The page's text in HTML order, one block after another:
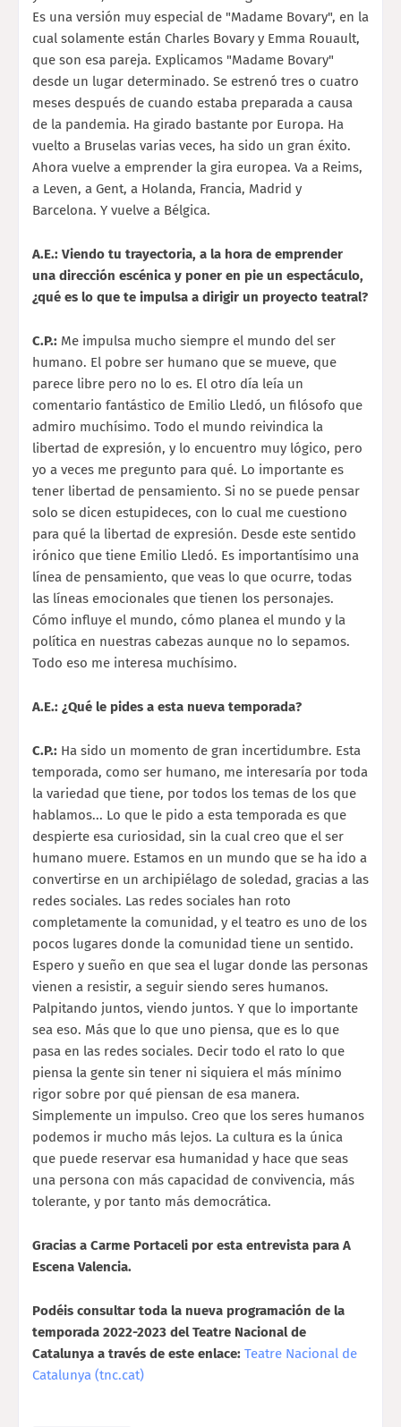
Es una versión muy especial de "Madame Bovary", en la
cual solamente están Charles Bovary y Emma Rouault,
que son esa pareja. Explicamos "Madame Bovary"
desde un lugar determinado. Se estrenó tres o cuatro
meses después de cuando estaba preparada a causa
de la pandemia. Ha girado bastante por Europa. Ha
vuelto a Bruselas varias veces, ha sido un gran éxito.
Ahora vuelve a emprender la gira europea. Va a Reims,
a Leven, a Gent, a Holanda, Francia, Madrid y
Barcelona. Y vuelve a Bélgica.
A.E.: Viendo tu trayectoria, a la hora de emprender
una dirección escénica y poner en pie un espectáculo,
¿qué es lo que te impulsa a dirigir un proyecto teatral?
C.P.: Me impulsa mucho siempre el mundo del ser
humano. El pobre ser humano que se mueve, que
parece libre pero no lo es. El otro día leía un
comentario fantástico de Emilio Lledó, un filósofo que
admiro muchísimo. Todo el mundo reivindica la
libertad de expresión, y lo encuentro muy lógico, pero
yo a veces me pregunto para qué. Lo importante es
tener libertad de pensamiento. Si no se puede pensar
solo se dicen estupideces, con lo cual me cuestiono
para qué la libertad de expresión. Desde este sentido
irónico que tiene Emilio Lledó. Es importantísimo una
línea de pensamiento, que veas lo que ocurre, todas
las líneas emocionales que tienen los personajes.
Cómo influye el mundo, cómo planea el mundo y la
política en nuestras cabezas aunque no lo sepamos.
Todo eso me interesa muchísimo.
A.E.: ¿Qué le pides a esta nueva temporada?
C.P.: Ha sido un momento de gran incertidumbre. Esta
temporada, como ser humano, me interesaría por toda
la variedad que tiene, por todos los temas de los que
hablamos... Lo que le pido a esta temporada es que
despierte esa curiosidad, sin la cual creo que el ser
humano muere. Estamos en un mundo que se ha ido a
convertirse en un archipiélago de soledad, gracias a las
redes sociales. Las redes sociales han roto
completamente la comunidad, y el teatro es uno de los
pocos lugares donde la comunidad tiene un sentido.
Espero y sueño en que sea el lugar donde las personas
vienen a resistir, a seguir siendo seres humanos.
Palpitando juntos, viendo juntos. Y que lo importante
sea eso. Más que lo que uno piensa, que es lo que
pasa en las redes sociales. Decir todo el rato lo que
piensa la gente sin tener ni siquiera el más mínimo
rigor sobre por qué piensan de esa manera.
Simplemente un impulso. Creo que los seres humanos
podemos ir mucho más lejos. La cultura es la única
que puede reservar esa humanidad y hace que seas
una persona con más capacidad de convivencia, más
tolerante, y por tanto más democrática.
Gracias a Carme Portaceli por esta entrevista para A
Escena Valencia.
Podéis consultar toda la nueva programación de la
temporada 2022-2023 del Teatre Nacional de
Catalunya a través de este enlace: Teatre Nacional de
Catalunya (tnc.cat)